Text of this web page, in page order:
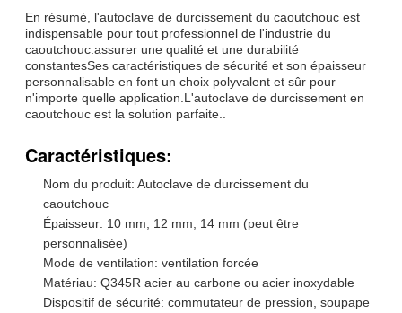
En résumé, l'autoclave de durcissement du caoutchouc est
indispensable pour tout professionnel de l'industrie du
caoutchouc.assurer une qualité et une durabilité
constantesSes caractéristiques de sécurité et son épaisseur
personnalisable en font un choix polyvalent et sûr pour
n'importe quelle application.L'autoclave de durcissement en
caoutchouc est la solution parfaite..
Caractéristiques:
Nom du produit: Autoclave de durcissement du
caoutchouc
Épaisseur: 10 mm, 12 mm, 14 mm (peut être
personnalisée)
Mode de ventilation: ventilation forcée
Matériau: Q345R acier au carbone ou acier inoxydable
Dispositif de sécurité: commutateur de pression, soupape